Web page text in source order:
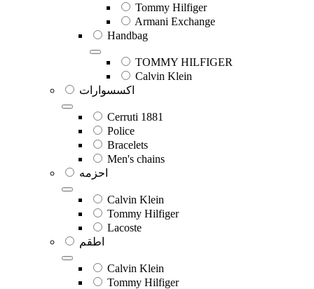
Tommy Hilfiger
Armani Exchange
Handbag
TOMMY HILFIGER
Calvin Klein
اكسسوارات
Cerruti 1881
Police
Bracelets
Men's chains
احزمه
Calvin Klein
Tommy Hilfiger
Lacoste
اطقم
Calvin Klein
Tommy Hilfiger